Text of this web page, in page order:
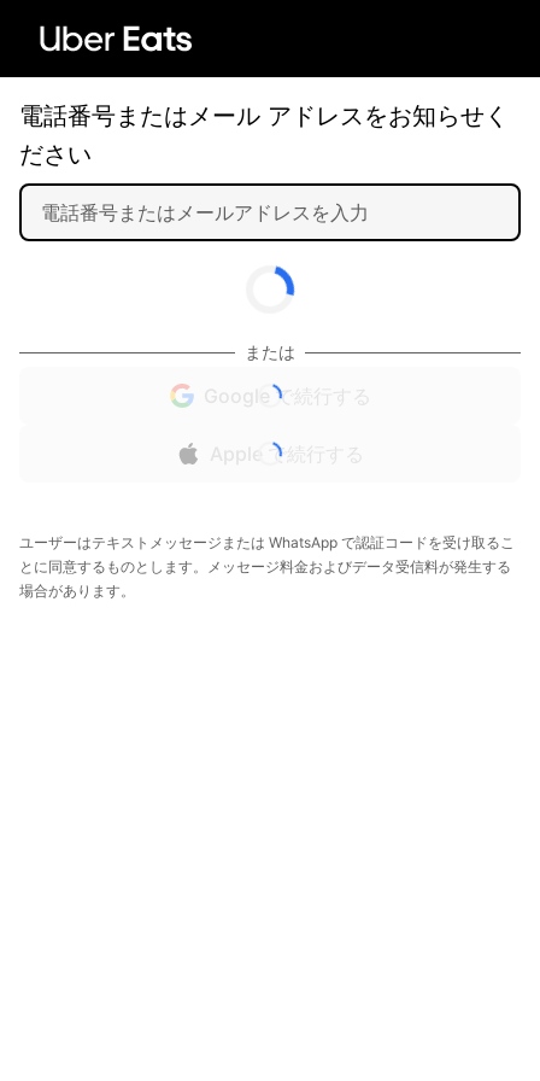
電話番号またはメール アドレスをお知らせく
ださい
または
Google で続行する
Apple で続行する
ユーザーはテキストメッセージまたは WhatsApp で認証コードを受け取るこ
とに同意するものとします。メッセージ料金およびデータ受信料が発生する
場合があります。